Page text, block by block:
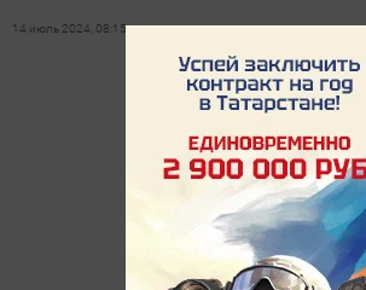
14 июль 2024, 08:15